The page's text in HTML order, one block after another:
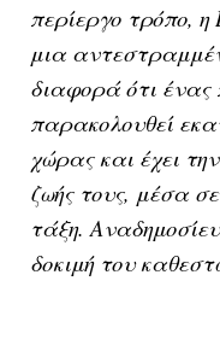
περίεργο τρόπο,
μια
διαφορά ότι
παρακολουθεί
χώρας και έχει
ζωής τους, μέσα
τάξη.
δοκιμή του